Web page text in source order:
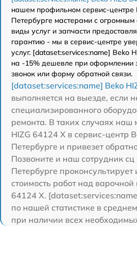
нашем профильном сервис-центре
Петербурге мастерами с огромным
виды услуг и запчасти
гарантию - мы в сервис-центре
услуг. [dataset:services:name] Beko
на -15% дешевле при оформлении
звонок или форму обратной связи.
[dataset:services:name] Beko
выполняется на выезде, если
специализированного
ремонта. В таких случаях наш
HIZG 64124 X в сервис-центр
Петербурге и привезет
Позвоните и наш сотрудник сц
Петербурге проконсультирует
стоимость работ над
64124 X.
по нашей статистике в
при наличии всех